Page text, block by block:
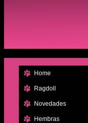
Home
Ragdoll
Novedades
Hembras